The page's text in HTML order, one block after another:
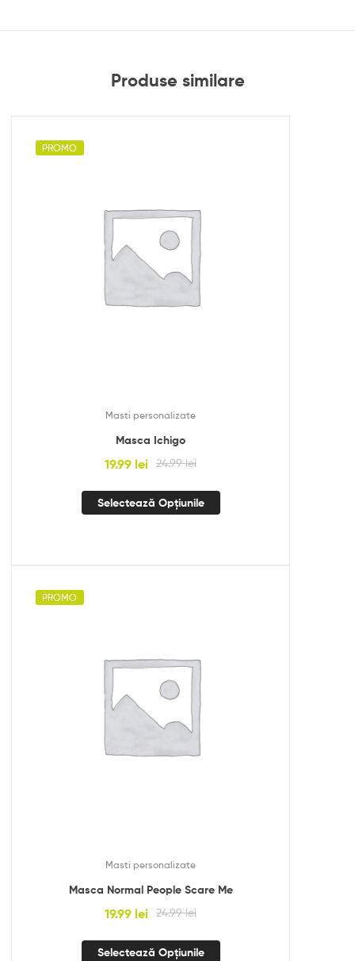
Produse similare
PROMO
Masti personalizate
Masca Ichigo
24.99lei
19.99 lei
Selectează Opțiunile
PROMO
Masti personalizate
Masca Normal People Scare Me
24.99lei
19.99 lei
Selectează Opțiunile